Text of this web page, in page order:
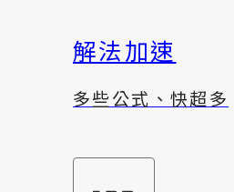
解法加速
多些公式、快超多